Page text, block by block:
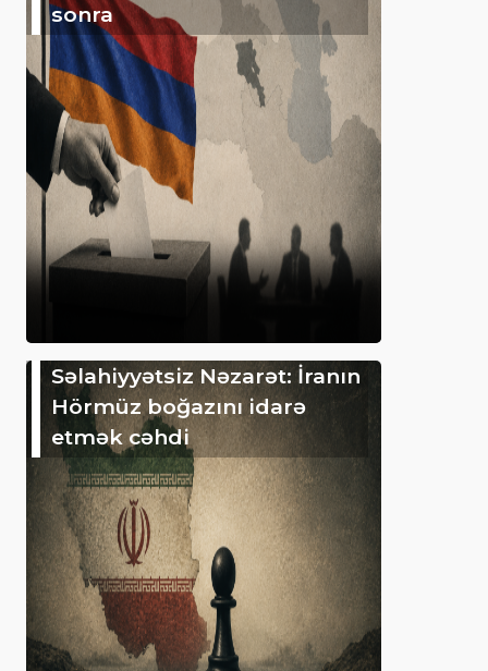
sonra
Səlahiyyətsiz Nəzarət: İranın
Hörmüz boğazını idarə
etmək cəhdi